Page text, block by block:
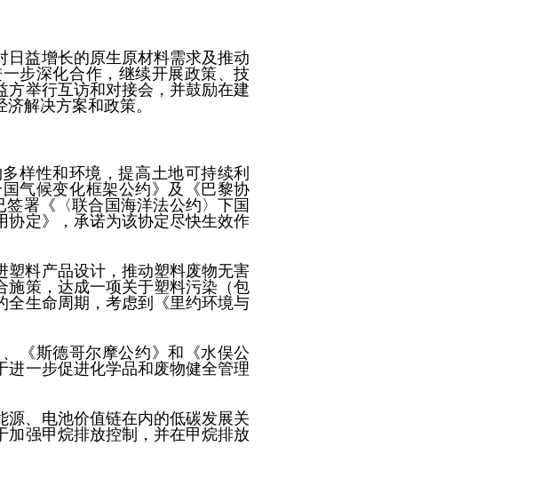
日益增长的原生原材料需求及推动
步深化合作，继续开展政策、技
举行互访和对接会，并鼓励在建
解决方案和政策。
样性和环境，提高土地可持续利
气候变化框架公约》及《巴黎协
署《〈联合国海洋法公约〉下国
协定》，承诺为该协定尽快生效作
塑料产品设计，推动塑料废物无害
施策，达成一项关于塑料污染（包
全生命周期，考虑到《里约环境与
《斯德哥尔摩公约》和《水俣公
一步促进化学品和废物健全管理
、电池价值链在内的低碳发展关
强甲烷排放控制，并在甲烷排放